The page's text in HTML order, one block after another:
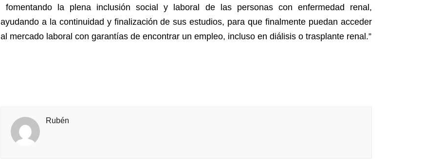
fomentando la plena inclusión social y laboral de las personas con enfermedad renal,
ayudando a la continuidad y finalización de sus estudios, para que finalmente puedan acceder
al mercado laboral con garantías de encontrar un empleo, incluso en diálisis o trasplante renal.”
Rubén